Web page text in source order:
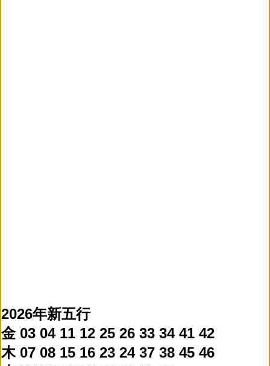
2026年新五行
金 03 04 11 12 25 26 33 34 41 42
木 07 08 15 16 23 24 37 38 45 46